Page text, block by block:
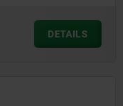
DETAILS